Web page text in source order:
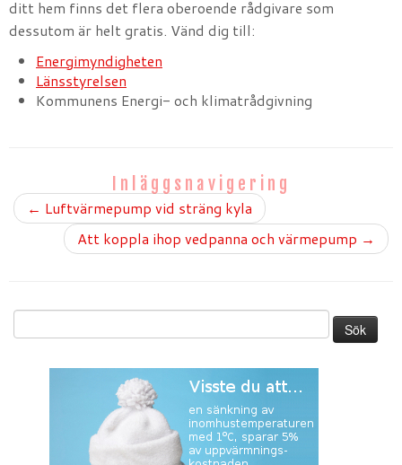
ditt hem finns det flera oberoende rådgivare som
dessutom är helt gratis. Vänd dig till:
Energimyndigheten
Länsstyrelsen
Kommunens Energi- och klimatrådgivning
Inläggsnavigering
← Luftvärmepump vid sträng kyla
Att koppla ihop vedpanna och värmepump →
efter: